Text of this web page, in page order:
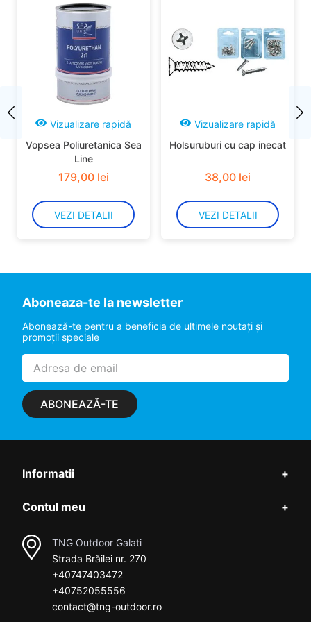
pentru utilizare la drumetie)
Impermeabilitate:
materialul nu are o membrana, deci nu este
complet impermeabil, insa este tratat cu DWR
pentru a respinge apa)
Izolatie:nivel 4 6
Greutate:nivel 5 6 (mai usor)
Durabilitate:nivel 4 6 (durabil - materialul are o
Camping
Drumetie
Vizualizare rapidă
Vopsea Poliuretanica Sea
Line
179,00 lei
VEZI DETALII
Vizualizare rapidă
Holsuruburi cu cap inecat
38,00 lei
VEZI DETALII
Aboneaza-te la newsletter
Abonează-te pentru a beneficia de ultimele noutaţi şi
promoţii speciale
ABONEAZĂ-TE
Informatii +
Contul meu +
TNG Outdoor Galati
Strada Brăilei nr. 270
+40747403472
+40752055556
contact@tng-outdoor.ro